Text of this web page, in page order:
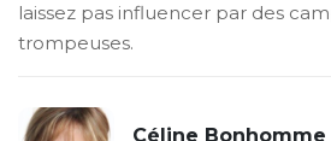
laissez pas influencer par des
trompeuses.
Céline Bonhomme